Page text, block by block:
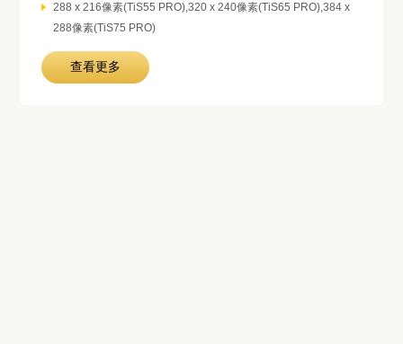
288 x 216像素(TiS55 PRO),320 x 240像素(TiS65 PRO),384 x
288像素(TiS75 PRO)
查看更多